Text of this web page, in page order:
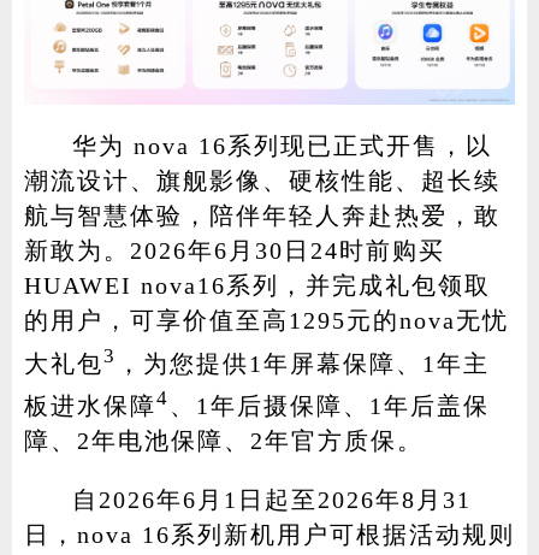
华为 nova 16系列现已正式开售，以
潮流设计、旗舰影像、硬核性能、超长续
航与智慧体验，陪伴年轻人奔赴热爱，敢
新敢为。2026年6月30日24时前购买
HUAWEI nova16系列，并完成礼包领取
的用户，可享价值至高1295元的nova无忧
大礼包3
，为您提供1年屏幕保障、1年主
板进水保障4 、1年后摄保障、1年后盖保
障、2年电池保障、2年官方质保。
自2026年6月1日起至2026年8月31
日，nova 16系列新机用户可根据活动规则